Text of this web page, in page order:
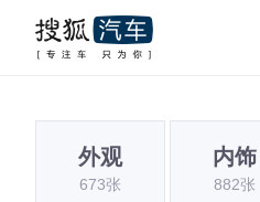
外观
673张
内饰
882张